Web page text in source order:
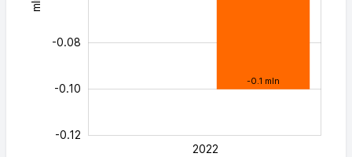
-0.1 mln
-0.12
-0.10
-0.08
L
2022